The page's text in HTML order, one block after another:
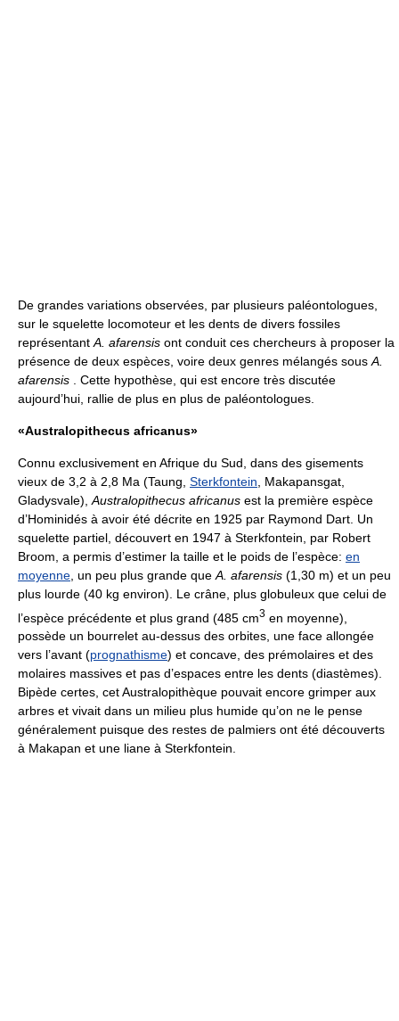
De grandes variations observées, par plusieurs paléontologues,
sur le squelette locomoteur et les dents de divers fossiles
représentant A. afarensis ont conduit ces chercheurs à proposer la
présence de deux espèces, voire deux genres mélangés sous A.
afarensis . Cette hypothèse, qui est encore très discutée
aujourd’hui, rallie de plus en plus de paléontologues.
«Australopithecus africanus»
Connu exclusivement en Afrique du Sud, dans des gisements
vieux de 3,2 à 2,8 Ma (Taung, Sterkfontein , Makapansgat,
Gladysvale), Australopithecus africanus est la première espèce
d’Hominidés à avoir été décrite en 1925 par Raymond Dart. Un
squelette partiel, découvert en 1947 à Sterkfontein, par Robert
Broom, a permis d’estimer la taille et le poids de l’espèce: en
moyenne , un peu plus grande que A. afarensis (1,30 m) et un peu
plus lourde (40 kg environ). Le crâne, plus globuleux que celui de
l’espèce précédente et plus grand (485 cm3 en moyenne),
possède un bourrelet au-dessus des orbites, une face allongée
vers l’avant (prognathisme) et concave, des prémolaires et des
molaires massives et pas d’espaces entre les dents (diastèmes).
Bipède certes, cet Australopithèque pouvait encore grimper aux
arbres et vivait dans un milieu plus humide qu’on ne le pense
généralement puisque des restes de palmiers ont été découverts
à Makapan et une liane à Sterkfontein.